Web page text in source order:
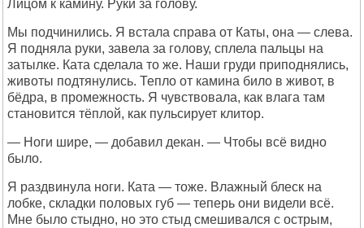
Лицом к камину. Руки за голову.
Мы подчинились. Я встала справа от Каты, она — слева.
Я подняла руки, завела за голову, сплела пальцы на
затылке. Ката сделала то же. Наши груди приподнялись,
животы подтянулись. Тепло от камина било в живот, в
бёдра, в промежность. Я чувствовала, как влага там
становится тёплой, как пульсирует клитор.
— Ноги шире, — добавил декан. — Чтобы всё видно
было.
Я раздвинула ноги. Ката — тоже. Влажный блеск на
лобке, складки половых губ — теперь они видели всё.
Мне было стыдно, но это стыд смешивался с острым,